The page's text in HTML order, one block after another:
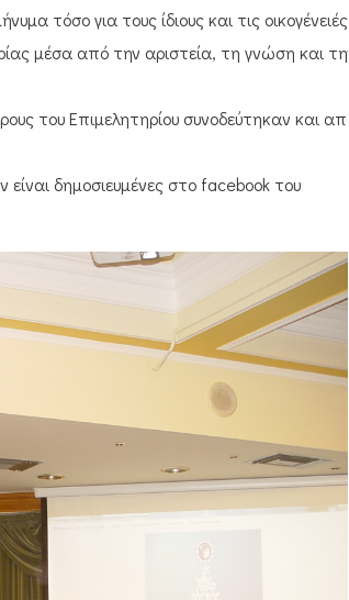
τόσο για τους ίδιους και τις οικογένειές
μέσα από την αριστεία, τη γνώση και την
του Επιμελητηρίου συνοδεύτηκαν και από
δημοσιευμένες στο facebook του